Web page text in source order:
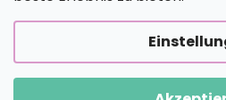
SICHERE ZAHLUNGSOPTIONEN